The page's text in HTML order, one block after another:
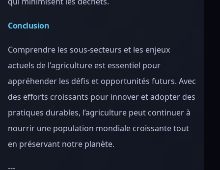
Conclusion
Comprendre les sous-secteurs et les enjeux
actuels de l'agriculture est essentiel pour
appréhender les défis et opportunités futurs. Avec
des efforts croissants pour innover et adopter des
pratiques durables, l’agriculture peut continuer à
nourrir une population mondiale croissante tout
en préservant notre planète.
---